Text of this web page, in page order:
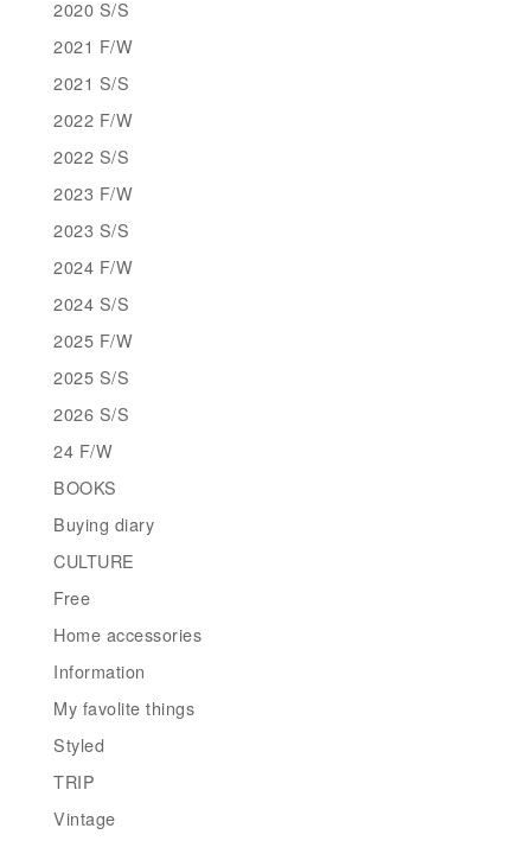
2020 S/S
2021 F/W
2021 S/S
2022 F/W
2022 S/S
2023 F/W
2023 S/S
2024 F/W
2024 S/S
2025 F/W
2025 S/S
2026 S/S
24 F/W
BOOKS
Buying diary
CULTURE
Free
Home accessories
Information
My favolite things
Styled
TRIP
Vintage